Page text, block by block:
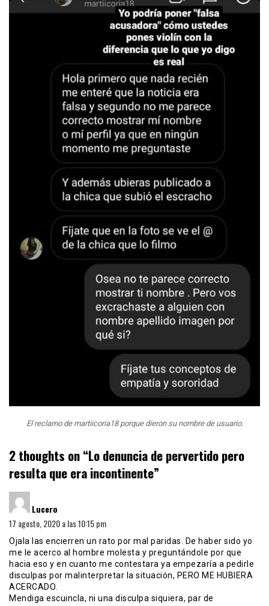
El reclamo de martiicoria18 porque dieron su nombre de usuario.
2 thoughts on “Lo denuncia de pervertido pero
resulta que era incontinente”
Lucero
17 agosto, 2020 a las 10:15 pm
Ojala las encierren un rato por mal paridas. De haber sido yo
me le acerco al hombre molesta y preguntándole por que
hacia eso y en cuanto me contestara ya empezaría a pedirle
disculpas por malinterpretar la situación, PERO ME HUBIERA
ACERCADO.
Mendiga escuincla, ni una disculpa siquiera, par de